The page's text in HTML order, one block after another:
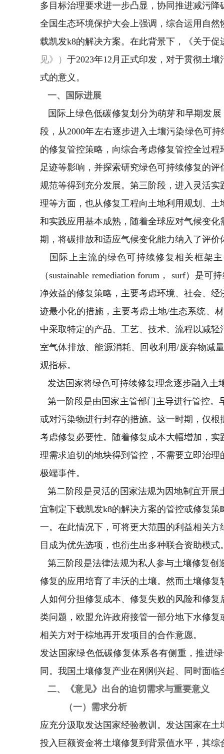
多目标治理要求进一步凸显，协同推进减污
全国生态环境保护大会上强调，综合运用自
载凯发k8的解决方案。在此背景下，《关于
见》） 于2023年12月正式印发，对于贯彻土
式的意义。
一、国际进展
国际上绿色低碳修复划分为萌芽和早期发展
段，从2000年左右逐步进入土壤污染绿色可持
的修复管控策略，向综合考虑修复管控全过
足迹等影响，并探索研究绿色可持续修复的
规范等得到充分发展。第三阶段，进入灵活
理等方面，也从修复工程向土地利用规划、
和实践应用基本成熟，随着全球应对气候变化
期，将碳排放和适应气候变化能力纳入了评
国际上主流的绿色可持续修复相关框架
（sustainable remediation forum， surf）是
净效益的修复策略，主要考虑环境、社会、
迹最小化的措施，主要考虑土地/生态系统、
中采取特定的产品、工艺、技术、流程以减
室气体排放、能源消耗、回收利用/废弃物减
观指标。
发达国家将绿色可持续修复理念逐步融入土
第一阶段是由国家主管部门主导进行管控。
或对污染物进行封存的措施。这一时期，仅
考虑修复必要性。随着修复成本大幅增加，
理需求迫切的地块得到管控，不需要立即治
极端事件。
第二阶段是灵活的国家法规为因地制宜开展
宜制定下载凯发k8的解决方案的管控或修复
一。在此情况下，可将更大范围的利益相关
目成为优先选项，也衍生出多种联合资助模
第三阶段是法律法规为私人参与土壤修复创
修复的应用培育了丰沃的土壤。然而土壤修
人如何分担修复成本、修复失败的风险和修
类问题，欧盟允许政府接管一部分地下水修
相关方对于棕地再开发项目的合作意愿。
发达国家绿色低碳修复体系各有侧重，推进
同。我国土壤修复产业在刚刚兴起、同时面
二、《意见》出台的迫切需求与重要意义
（一）需求分析
应充分汲取发达国家经验教训。发达国家在
投入巨额资金将土壤修复到背景值水平，其